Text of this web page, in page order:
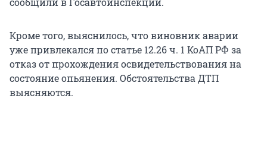
Кроме того, выяснилось, что виновник аварии
уже привлекался по статье 12.26 ч. 1 КоАП РФ за
отказ от прохождения освидетельствования на
состояние опьянения. Обстоятельства ДТП
выясняются.